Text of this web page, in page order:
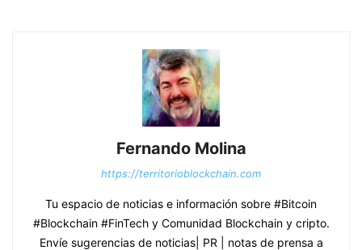
Fernando Molina
https://territorioblockchain.com
Tu espacio de noticias e información sobre #Bitcoin
#Blockchain #FinTech y Comunidad Blockchain y cripto.
Envíe sugerencias de noticias| PR | notas de prensa a